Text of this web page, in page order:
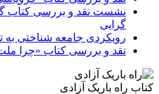
نشست نقد و بررسی کتاب
گرایی
رویکردی جامعه شناختی به
نقد و بررسی کتاب «چرا
کتاب راه باریک آزادی